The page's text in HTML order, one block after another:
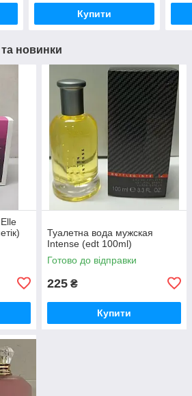
Купити
та новинки
Туалетна вода мужская
Intense (edt 100ml)
Готово до відправки
225 ₴
Купити